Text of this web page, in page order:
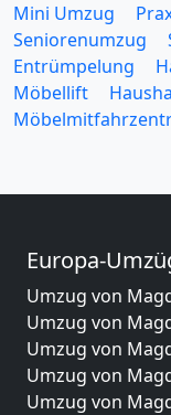
Mini Umzug
Seniorenumzug
Entrümpelung
Möbellift
Europa-
Umzug von
Umzug von
Umzug von
Umzug von
Umzug von